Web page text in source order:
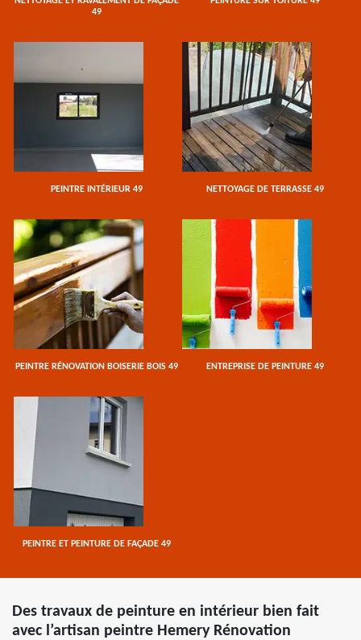
49
PEINTRE INTÉRIEUR 49 NETTOYAGE DE TERRASSE 49
PEINTRE RÉNOVATION BOISERIE BOIS 49 ENTREPRISE DE PEINTURE 49
PEINTRE ET PEINTURE DE FAÇADE 49
Des travaux de peinture en intérieur bien fait
avec l’artisan peintre Hemery Rénovation